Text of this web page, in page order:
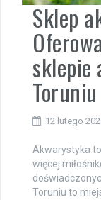
Sklep
sklepie
Toruniu
12 lutego
Akwarystyka
więcej
Toruniu to